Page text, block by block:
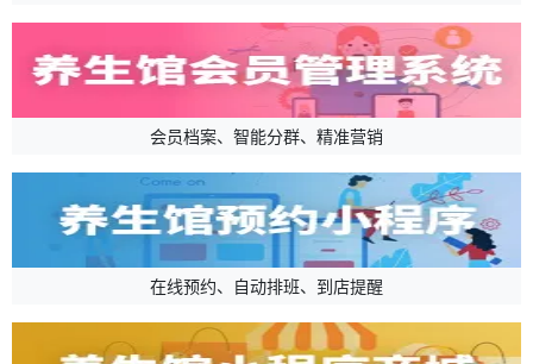
会员档案、智能分群、精准营销
在线预约、自动排班、到店提醒